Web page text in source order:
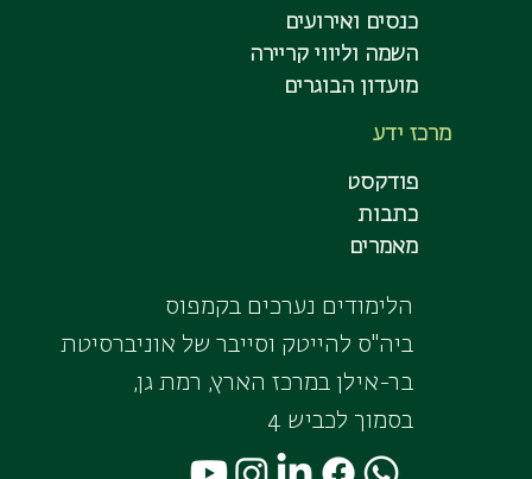
מרכז ידע
פודקסט
כתבות
מאמרים
כנסים ואירועים
השמה וליווי קריירה
מועדון הבוגרים
הלימודים נערכים בקמפוס
ביה"ס להייטק וסייבר של אוניברסיטת
בר-אילן במרכז הארץ, רמת גן,
בסמוך לכביש 4